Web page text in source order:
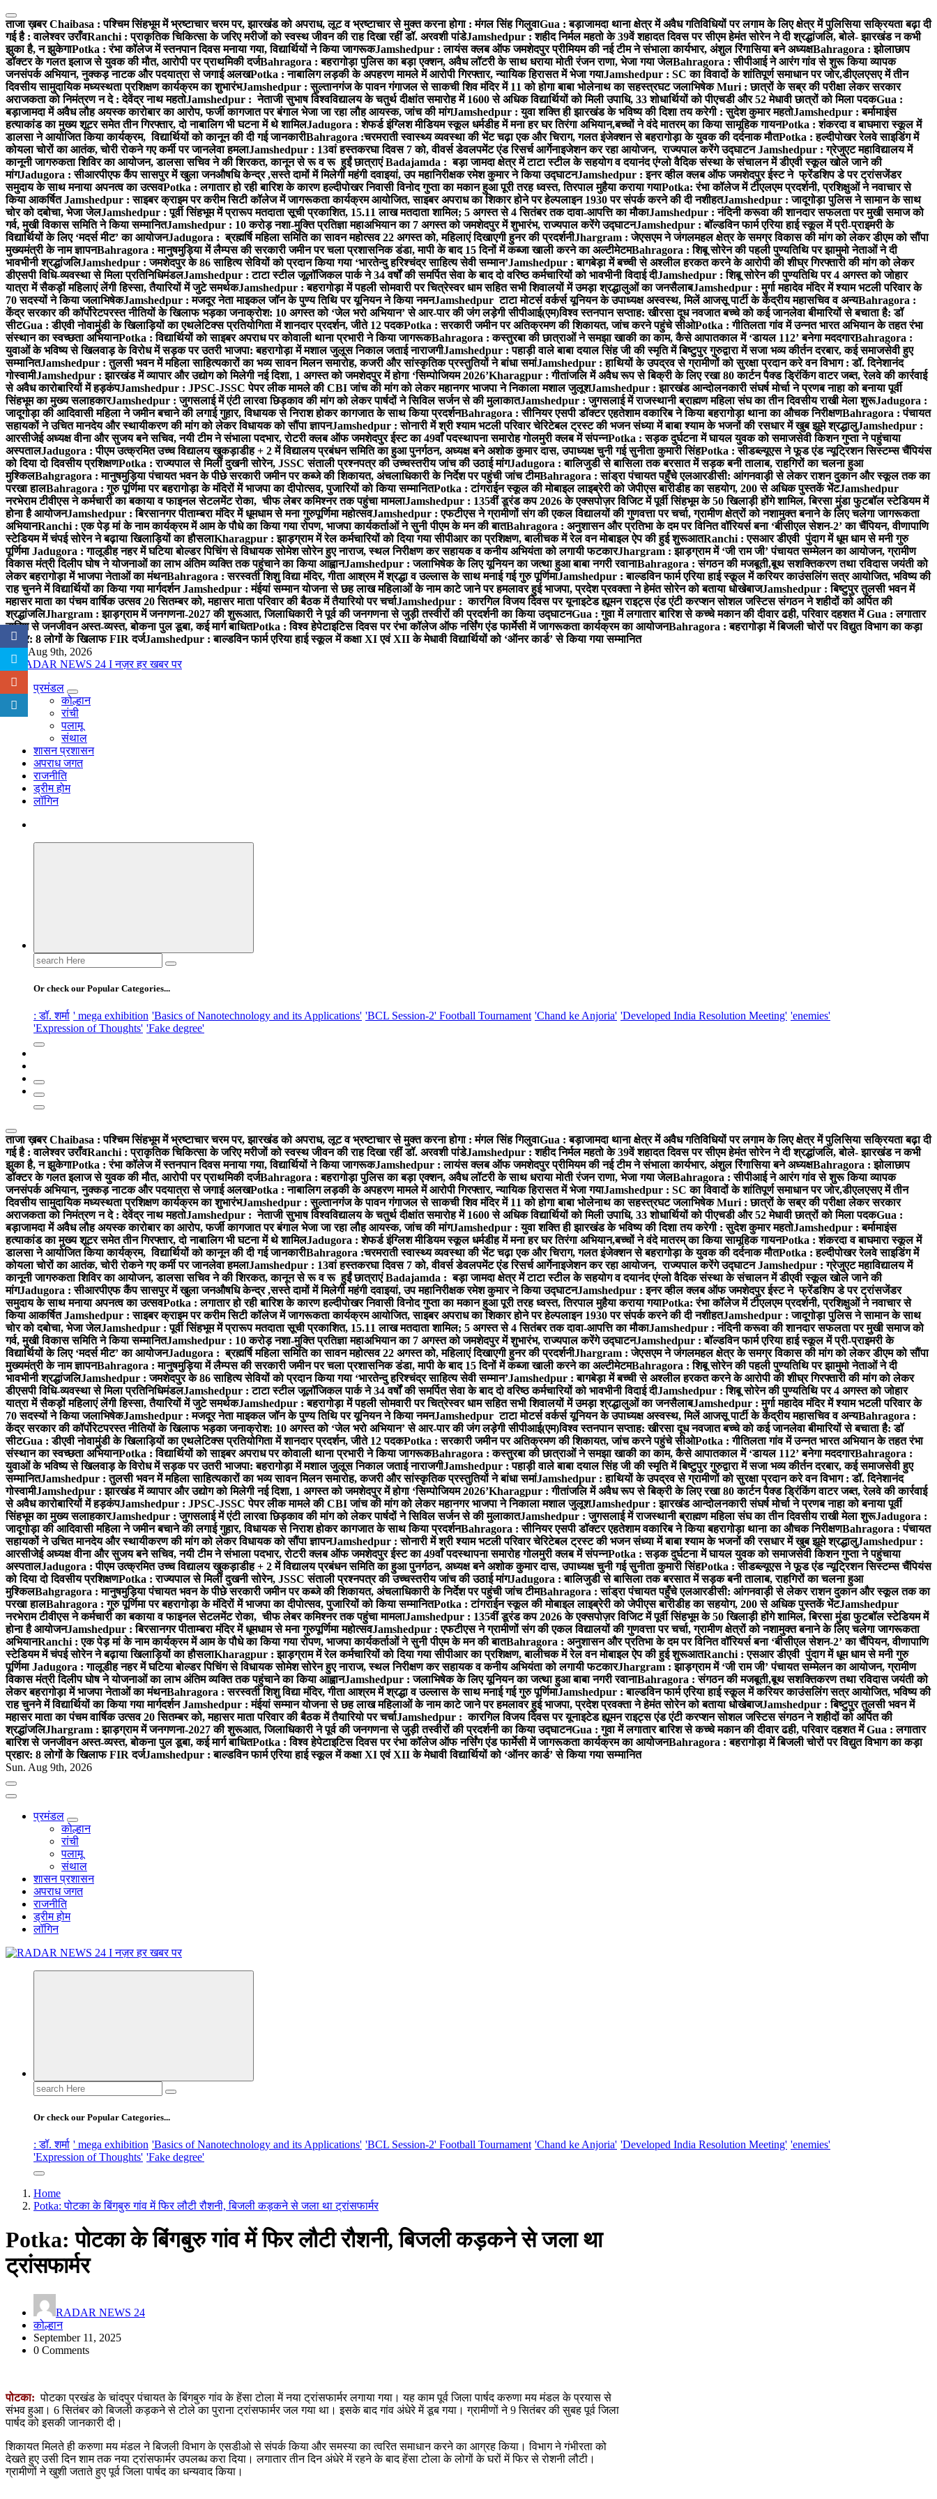
Skip
to
content
ताजा ख़बरChaibasa : पश्चिम सिंहभूम में भ्रष्टाचार चरम पर, झारखंड को अपराध, लूट व भ्रष्टाचार से मुक्त करना होगा : मंगल सिंह गिलुवाGua : बड़ाजामदा थाना क्षेत्र में अवैध गतिविधियों पर लगाम के लिए क्षेत्र में पुलिसिया सक्रियता बढ़ा दी
गई है : वालेश्वर उराँवRanchi : प्राकृतिक चिकित्सा के जरिए मरीजों को स्वस्थ जीवन की राह दिखा रहीं डॉ. अरवशी पांडेJamshedpur : शहीद निर्मल महतो के 39वें शहादत दिवस पर सीएम हेमंत सोरेन ने दी श्रद्धांजलि, बोले- झारखंड न कभी
झुका है, न झुकेगाPotka : रंभा कॉलेज में स्तनपान दिवस मनाया गया, विद्यार्थियों ने किया जागरूकJamshedpur : लायंस क्लब ऑफ जमशेदपुर प्रीमियम की नई टीम ने संभाला कार्यभार, अंशुल रिंगासिया बने अध्यक्षBahragora : झोलाछाप
डॉक्टर के गलत इलाज से युवक की मौत, आरोपी पर प्राथमिकी दर्जBahragora : बहरागोड़ा पुलिस का बड़ा एक्शन, अवैध लॉटरी के साथ धराया मोती रंजन राणा, भेजा गया जेलBahragora : सीपीआई ने आरंग गांव से शुरू किया व्यापक
जनसंपर्क अभियान, नुक्कड़ नाटक और पदयात्रा से जगाई अलखPotka : नाबालिग लड़की के अपहरण मामले में आरोपी गिरफ्तार, न्यायिक हिरासत में भेजा गयाJamshedpur : SC का विवादों के शांतिपूर्ण समाधान पर जोर,डीएलएसए में तीन
दिवसीय सामुदायिक मध्यस्थता प्रशिक्षण कार्यक्रम का शुभारंभJamshedpur : सुल्तानगंज के पावन गंगाजल से साकची शिव मंदिर में 11 को होगा बाबा भोलेनाथ का सहस्त्रघट जलाभिषेकMuri : छात्रों के सब्र की परीक्षा लेकर सरकार
अराजकता को निमंत्रण न दे : देवेंद्र नाथ महतोJamshedpur : नेताजी सुभाष विश्वविद्यालय के चतुर्थ दीक्षांत समारोह में 1600 से अधिक विद्यार्थियों को मिली उपाधि, 33 शोधार्थियों को पीएचडी और 52 मेधावी छात्रों को मिला पदकGua :
बड़ाजामदा में अवैध लौह अयस्क कारोबार का आरोप, फर्जी कागजात पर बंगाल भेजा जा रहा लौह आयस्क, जांच की मांगJamshedpur : युवा शक्ति ही झारखंड के भविष्य की दिशा तय करेगी : सुदेश कुमार महतोJamshedpur : बर्मामाइंस
हत्याकांड का मुख्य शूटर समेत तीन गिरफ्तार, दो नाबालिग भी घटना में थे शामिलJadugora : शेफर्ड इंग्लिश मीडियम स्कूल धर्मडीह में मना हर घर तिरंगा अभियान,बच्चों ने वंदे मातरम् का किया सामूहिक गायनPotka : शंकरदा व बाघमारा स्कूल में
डालसा ने आयोजित किया कार्यक्रम, विद्यार्थियों को कानून की दी गई जानकारीBahragora :चरमराती स्वास्थ्य व्यवस्था की भेंट चढ़ा एक और चिराग, गलत इंजेक्शन से बहरागोड़ा के युवक की दर्दनाक मौतPotka : हल्दीपोखर रेलवे साइडिंग में
कोयला चोरों का आतंक, चोरी रोकने गए कर्मी पर जानलेवा हमलाJamshedpur : 13वां हस्तकरघा दिवस 7 को, वीवर्स डेवलपमेंट एंड रिसर्च आर्गेनाइजेशन कर रहा आयोजन, राज्यपाल करेंगे उद्घाटनJamshedpur : ग्रेजुएट महाविद्यालय में
कानूनी जागरुकता शिविर का आयोजन, डालसा सचिव ने की शिरकत, कानून से रू व रू हुईं छात्राएंBadajamda : बड़ा जामदा क्षेत्र में टाटा स्टील के सहयोग व दयानंद एंग्लो वैदिक संस्था के संचालन में डीएवी स्कूल खोले जाने की
मांगJadugora : सीआरपीएफ कैंप सासपुर में खुला जनऔषधि केन्द्र ,सस्ते दामों में मिलेगी महंगी दवाइयां, उप महानिरीक्षक रमेश कुमार ने किया उद्घाटनJamshedpur : इनर व्हील क्लब ऑफ जमशेदपुर ईस्ट ने फ्रेंडशिप डे पर ट्रांसजेंडर
समुदाय के साथ मनाया अपनत्व का उत्सवPotka : लगातार हो रही बारिश के कारण हल्दीपोखर निवासी विनोद गुप्ता का मकान हुआ पूरी तरह ध्वस्त, तिरपाल मुहैया कराया गयाPotka: रंभा कॉलेज में टीएलएम प्रदर्शनी, प्रशिक्षुओं ने नवाचार से
किया आकर्षितJamshedpur : साइबर क्राइम पर करीम सिटी कॉलेज में जागरूकता कार्यक्रम आयोजित, साइबर अपराध का शिकार होने पर हेल्पलाइन 1930 पर संपर्क करने की दी नशीहतJamshedpur : जादूगोड़ा पुलिस ने सामान के साथ
चोर को दबोचा, भेजा जेलJamshedpur : पूर्वी सिंहभूम में प्रारूप मतदाता सूची प्रकाशित, 15.11 लाख मतदाता शामिल; 5 अगस्त से 4 सितंबर तक दावा-आपत्ति का मौकाJamshedpur : नंदिनी करूवा की शानदार सफलता पर मुखी समाज को
गर्व, मुखी विकास समिति ने किया सम्मानितJamshedpur : 10 करोड़ नशा-मुक्ति प्रतिज्ञा महाअभियान का 7 अगस्त को जमशेदपुर में शुभारंभ, राज्यपाल करेंगे उद्घाटनJamshedpur : बॉल्डविन फार्म एरिया हाई स्कूल में प्री-प्राइमरी के
विद्यार्थियों के लिए ‘मदर्स मीट’ का आयोजनJadugora : ब्रह्मर्षि महिला समिति का सावन महोत्सव 22 अगस्त को, महिलाएं दिखाएगी हुनर की प्रदर्शनीJhargram : जेएसएम ने जंगलमहल क्षेत्र के समग्र विकास की मांग को लेकर डीएम को सौंपा
मुख्यमंत्री के नाम ज्ञापनBahragora : मानुषमुड़िया में लैम्पस की सरकारी जमीन पर चला प्रशासनिक डंडा, मापी के बाद 15 दिनों में कब्जा खाली करने का अल्टीमेटमBahragora : शिबू सोरेन की पहली पुण्यतिथि पर झामुमो नेताओं ने दी
भावभीनी श्रद्धांजलिJamshedpur : जमशेदपुर के 86 साहित्य सेवियों को प्रदान किया गया ‘भारतेन्दु हरिश्चंद्र साहित्य सेवी सम्मान’Jamshedpur : बागबेड़ा में बच्ची से अश्लील हरकत करने के आरोपी की शीघ्र गिरफ्तारी की मांग को लेकर
डीएसपी विधि-व्यवस्था से मिला प्रतिनिधिमंडलJamshedpur : टाटा स्टील जूलॉजिकल पार्क ने 34 वर्षों की समर्पित सेवा के बाद दो वरिष्ठ कर्मचारियों को भावभीनी विदाई दीJamshedpur : शिबू सोरेन की पुण्यतिथि पर 4 अगस्त को जोहार
यात्रा में सैकड़ों महिलाएं लेंगी हिस्सा, तैयारियों में जुटे समर्थकJamshedpur : बहरागोड़ा में पहली सोमवारी पर चित्रेस्वर धाम सहित सभी शिवालयों में उमड़ा श्रद्धालुओं का जनसैलाबJamshedpur : मुर्गा महादेव मंदिर में श्याम भटली परिवार के
70 सदस्यों ने किया जलाभिषेकJamshedpur : मजदूर नेता माइकल जॉन के पुण्य तिथि पर यूनियन ने किया नमनJamshedpur टाटा मोटर्स वर्कर्स यूनियन के उपाध्यक्ष अस्वस्थ, मिलें आजसू पार्टी के केंद्रीय महासचिव व अन्यBahragora :
केंद्र सरकार की कॉर्पोरेटपरस्त नीतियों के खिलाफ भड़का जनाक्रोश: 10 अगस्त को ‘जेल भरो अभियान’ से आर-पार की जंग लड़ेगी सीपीआई(एम)विश्व स्तनपान सप्ताह: खीरसा दूध नवजात बच्चे को कई जानलेवा बीमारियों से बचाता है: डॉ
सीटGua : डीएवी नोवामुंडी के खिलाड़ियों का एथलेटिक्स प्रतियोगिता में शानदार प्रदर्शन, जीते 12 पदकPotka : सरकारी जमीन पर अतिक्रमण की शिकायत, जांच करने पहुंचे सीओPotka : गीतिलता गांव में उन्नत भारत अभियान के तहत रंभा
संस्थान का स्वच्छता अभियानPotka : विद्यार्थियों को साइबर अपराध पर कोवाली थाना प्रभारी ने किया जागरूकBahragora : कस्तुरबा की छात्राओं ने समझा खाकी का काम, कैसे आपातकाल में ‘डायल 112’ बनेगा मददगारBahragora :
युवाओं के भविष्य से खिलवाड़ के विरोध में सड़क पर उतरी भाजपा: बहरागोड़ा में मशाल जुलूस निकाल जताई नाराजगीJamshedpur : पहाड़ी वाले बाबा दयाल सिंह जी की स्मृति में बिष्टुपुर गुरुद्वारा में सजा भव्य कीर्तन दरबार, कई समाजसेवी हुए
सम्मानितJamshedpur : तुलसी भवन में महिला साहित्यकारों का भव्य सावन मिलन समारोह, कजरी और सांस्कृतिक प्रस्तुतियों ने बांधा समांJamshedpur : हाथियों के उपद्रव से ग्रामीणों को सुरक्षा प्रदान करे वन विभाग : डॉ. दिनेशानंद
गोस्वामीJamshedpur : झारखंड में व्यापार और उद्योग को मिलेगी नई दिशा, 1 अगस्त को जमशेदपुर में होगा ‘सिम्पोजियम 2026’Kharagpur : गीतांजलि में अवैध रूप से बिक्री के लिए रखा 80 कार्टन पैक्ड ड्रिंकिंग वाटर जब्त, रेलवे की कार्रवाई
से अवैध कारोबारियों में हड़कंपJamshedpur : JPSC-JSSC पेपर लीक मामले की CBI जांच की मांग को लेकर महानगर भाजपा ने निकाला मशाल जुलूशJamshedpur : झारखंड आन्दोलनकारी संघर्ष मोर्चा ने प्रणब नाहा को बनाया पूर्वी
सिंहभूम का मुख्य सलाहकारJamshedpur : जुगसलाई में एंटी लारवा छिड़काव की मांग को लेकर पार्षदों ने सिविल सर्जन से की मुलाकातJamshedpur : जुगसलाई में राजस्थानी ब्राह्मण महिला संघ का तीन दिवसीय राखी मेला शुरूJadugora :
जादूगोड़ा की आदिवासी महिला ने जमीन बचाने की लगाई गुहार, विधायक से निराश होकर कागजात के साथ किया प्रदर्शनBahragora : सीनियर एसपी डॉक्टर एहतेशाम वकारिब ने किया बहरागोड़ा थाना का औचक निरीक्षणBahragora : पंचायत
सहायकों ने उचित मानदेय और स्थायीकरण की मांग को लेकर विधायक को सौंपा ज्ञापनJamshedpur : सोनारी में श्री श्याम भटली परिवार चेरिटेबल ट्रस्ट की भजन संध्या में बाबा श्याम के भजनों की रसधार में खुब झूमे श्रद्धालुJamshedpur :
आरसीजेई अध्यक्ष वीना और सुजय बने सचिव, नयी टीम ने संभाला पदभार, रोटरी क्लब ऑफ जमशेदपुर ईस्ट का 49वाँ पदस्थापना समारोह गोलमुरी क्लब में संपन्नPotka : सड़क दुर्घटना में घायल युवक को समाजसेवी किशन गुप्ता ने पहुंचाया
अस्पतालJadugora : पीएम उत्क्रमित उच्च विद्यालय खुकड़ाडीह + 2 में विद्यालय प्रबंधन समिति का हुआ पुनर्गठन, अध्यक्ष बने अशोक कुमार दास, उपाध्यक्ष चुनी गई सुनीता कुमारी सिंहPotka : सीडब्ल्यूएस ने फूड एंड न्यूट्रिशन सिस्टम्स चैंपियंस
को दिया दो दिवसीय प्रशिक्षणPotka : राज्यपाल से मिलीं दुखनी सोरेन, JSSC संताली प्रश्नपत्र की उच्चस्तरीय जांच की उठाई मांगJadugora : बालिजुडी से बासिला तक बरसात में सड़क बनी तालाब, राहगिरों का चलना हुआ
मुश्किलBahgragora : मानुषमुड़िया पंचायत भवन के पीछे सरकारी जमीन पर कब्जे की शिकायत, अंचलाधिकारी के निर्देश पर पहुंची जांच टीमBahragora : सांड्रा पंचायत पहुँचे एलआरडीसी: आंगनवाड़ी से लेकर राशन दुकान और स्कूल तक का
परखा हालBahragora : गुरु पूर्णिमा पर बहरागोड़ा के मंदिरों में भाजपा का दीपोत्सव, पुजारियों को किया सम्मानितPotka : टांगराईन स्कूल की मोबाइल लाइब्रेरी को जेपीएस बारीडीह का सहयोग, 200 से अधिक पुस्तकें भेंटJamshedpur
नरभेराम टीवीएस ने कर्मचारी का बकाया व फाइनल सेटलमेंट रोका, चीफ लेबर कमिश्नर तक पहुंचा मामलाJamshedpur : 135वीं डूरंड कप 2026 के एक्सपोज़र विजिट में पूर्वी सिंहभूम के 50 खिलाड़ी होंगे शामिल, बिरसा मुंडा फुटबॉल स्टेडियम में
होना है आयोजनJamshedpur : बिरसानगर पीताम्बरा मंदिर में धूमधाम से मना गुरुपूर्णिमा महोत्सवJamshedpur : एफटीएस ने ग्रामीणों संग की एकल विद्यालयों की गुणवत्ता पर चर्चा, ग्रामीण क्षेत्रों को नशामुक्त बनाने के लिए चलेगा जागरूकता
अभियानRanchi : एक पेड़ मां के नाम कार्यक्रम में आम के पौधे का किया गया रोपण, भाजपा कार्यकर्ताओं ने सुनी पीएम के मन की बातBahragora : अनुशासन और प्रतिभा के दम पर विनित वॉरियर्स बना ‘बीसीएल सेशन-2’ का चैंपियन, वीणापाणि
स्टेडियम में चंपई सोरेन ने बढ़ाया खिलाड़ियों का हौसलाKharagpur : झाड़ग्राम में रेल कर्मचारियों को दिया गया सीपीआर का प्रशिक्षण, बालीचक में रेल वन मोबाइल ऐप की हुई शुरूआतRanchi : एसआर डीएवी पुंदाग में धूम धाम से मनी गुरु
पूर्णिमाJadugora : गालूडीह नहर में घटिया बोल्डर पिचिंग से विधायक सोमेश सोरेन हुए नाराज, स्थल निरीक्षण कर सहायक व कनीय अभियंता को लगायी फटकारJhargram : झाड़ग्राम में ‘जी राम जी’ पंचायत सम्मेलन का आयोजन, ग्रामीण
विकास मंत्री दिलीप घोष ने योजनाओं का लाभ अंतिम व्यक्ति तक पहुंचाने का किया आह्वानJamshedpur : जलाभिषेक के लिए यूनियन का जत्था हुआ बाबा नगरी रवानाBahragora : संगठन की मजबूती,बूथ सशक्तिकरण तथा रविदास जयंती को
लेकर बहरागोड़ा में भाजपा नेताओं का मंथनBahragora : सरस्वती शिशु विद्या मंदिर, गीता आश्रम में श्रद्धा व उल्लास के साथ मनाई गई गुरु पूर्णिमाJamshedpur : बाल्डविन फार्म एरिया हाई स्कूल में करियर काउंसलिंग सत्र आयोजित, भविष्य की
राह चुनने में विद्यार्थियों का किया गया मार्गदर्शनJamshedpur : मंईयां सम्मान योजना से छह लाख महिलाओं के नाम काटे जाने पर हमलावर हुई भाजपा, प्रदेश प्रवक्ता ने हेमंत सोरेन को बताया धोखेबाजJamshedpur : बिष्टुपुर तुलसी भवन में
महासर माता का पंचम वार्षिक उत्सव 20 सितम्बर को, महासर माता परिवार की बैठक में तैयारियो पर चर्चाJamshedpur : कारगिल विजय दिवस पर यूनाइटेड ह्यूमन राइट्स एंड एंटी करप्शन सोशल जस्टिस संगठन ने शहीदों को अर्पित की
श्रद्धांजलिJhargram : झाड़ग्राम में जनगणना-2027 की शुरूआत, जिलाधिकारी ने पूर्व की जनगणना से जुड़ी तस्वीरों की प्रदर्शनी का किया उद्घाटनGua : गुवा में लगातार बारिश से कच्चे मकान की दीवार ढही, परिवार दहशत मेंGua : लगातार
बारिश से जनजीवन अस्त-व्यस्त, बोकना पुल डूबा, कई मार्ग बाधितPotka : विश्व हेपेटाइटिस दिवस पर रंभा कॉलेज ऑफ नर्सिंग एंड फार्मेसी में जागरूकता कार्यक्रम का आयोजनBahragora : बहरागोड़ा में बिजली चोरों पर विद्युत विभाग का कड़ा
प्रहार: 8 लोगों के खिलाफ FIR दर्जJamshedpur : बाल्डविन फार्म एरिया हाई स्कूल में कक्षा XI एवं XII के मेधावी विद्यार्थियों को ‘ऑनर कार्ड’ से किया गया सम्मानित
Sun. Aug 9th, 2026
नज़र हर खबर पर
प्रमंडल
कोल्हान
रांची
पलामू
संथाल
शासन प्रशासन
अपराध जगत
राजनीति
ड्रीम होम
लॉगिन
Search
for:
Or check our Popular Categories...
: डॉ. शर्मा ' mega exhibition 'Basics of Nanotechnology and its Applications' 'BCL Session-2' Football Tournament 'Chand ke Anjoria' 'Developed India Resolution Meeting' 'enemies'
'Expression of Thoughts' 'Fake degree'
ताजा ख़बरChaibasa : पश्चिम सिंहभूम में भ्रष्टाचार चरम पर, झारखंड को अपराध, लूट व भ्रष्टाचार से मुक्त करना होगा : मंगल सिंह गिलुवाGua : बड़ाजामदा थाना क्षेत्र में अवैध गतिविधियों पर लगाम के लिए क्षेत्र में पुलिसिया सक्रियता बढ़ा दी
गई है : वालेश्वर उराँवRanchi : प्राकृतिक चिकित्सा के जरिए मरीजों को स्वस्थ जीवन की राह दिखा रहीं डॉ. अरवशी पांडेJamshedpur : शहीद निर्मल महतो के 39वें शहादत दिवस पर सीएम हेमंत सोरेन ने दी श्रद्धांजलि, बोले- झारखंड न कभी
झुका है, न झुकेगाPotka : रंभा कॉलेज में स्तनपान दिवस मनाया गया, विद्यार्थियों ने किया जागरूकJamshedpur : लायंस क्लब ऑफ जमशेदपुर प्रीमियम की नई टीम ने संभाला कार्यभार, अंशुल रिंगासिया बने अध्यक्षBahragora : झोलाछाप
डॉक्टर के गलत इलाज से युवक की मौत, आरोपी पर प्राथमिकी दर्जBahragora : बहरागोड़ा पुलिस का बड़ा एक्शन, अवैध लॉटरी के साथ धराया मोती रंजन राणा, भेजा गया जेलBahragora : सीपीआई ने आरंग गांव से शुरू किया व्यापक
जनसंपर्क अभियान, नुक्कड़ नाटक और पदयात्रा से जगाई अलखPotka : नाबालिग लड़की के अपहरण मामले में आरोपी गिरफ्तार, न्यायिक हिरासत में भेजा गयाJamshedpur : SC का विवादों के शांतिपूर्ण समाधान पर जोर,डीएलएसए में तीन
दिवसीय सामुदायिक मध्यस्थता प्रशिक्षण कार्यक्रम का शुभारंभJamshedpur : सुल्तानगंज के पावन गंगाजल से साकची शिव मंदिर में 11 को होगा बाबा भोलेनाथ का सहस्त्रघट जलाभिषेकMuri : छात्रों के सब्र की परीक्षा लेकर सरकार
अराजकता को निमंत्रण न दे : देवेंद्र नाथ महतोJamshedpur : नेताजी सुभाष विश्वविद्यालय के चतुर्थ दीक्षांत समारोह में 1600 से अधिक विद्यार्थियों को मिली उपाधि, 33 शोधार्थियों को पीएचडी और 52 मेधावी छात्रों को मिला पदकGua :
बड़ाजामदा में अवैध लौह अयस्क कारोबार का आरोप, फर्जी कागजात पर बंगाल भेजा जा रहा लौह आयस्क, जांच की मांगJamshedpur : युवा शक्ति ही झारखंड के भविष्य की दिशा तय करेगी : सुदेश कुमार महतोJamshedpur : बर्मामाइंस
हत्याकांड का मुख्य शूटर समेत तीन गिरफ्तार, दो नाबालिग भी घटना में थे शामिलJadugora : शेफर्ड इंग्लिश मीडियम स्कूल धर्मडीह में मना हर घर तिरंगा अभियान,बच्चों ने वंदे मातरम् का किया सामूहिक गायनPotka : शंकरदा व बाघमारा स्कूल में
डालसा ने आयोजित किया कार्यक्रम, विद्यार्थियों को कानून की दी गई जानकारीBahragora :चरमराती स्वास्थ्य व्यवस्था की भेंट चढ़ा एक और चिराग, गलत इंजेक्शन से बहरागोड़ा के युवक की दर्दनाक मौतPotka : हल्दीपोखर रेलवे साइडिंग में
कोयला चोरों का आतंक, चोरी रोकने गए कर्मी पर जानलेवा हमलाJamshedpur : 13वां हस्तकरघा दिवस 7 को, वीवर्स डेवलपमेंट एंड रिसर्च आर्गेनाइजेशन कर रहा आयोजन, राज्यपाल करेंगे उद्घाटनJamshedpur : ग्रेजुएट महाविद्यालय में
कानूनी जागरुकता शिविर का आयोजन, डालसा सचिव ने की शिरकत, कानून से रू व रू हुईं छात्राएंBadajamda : बड़ा जामदा क्षेत्र में टाटा स्टील के सहयोग व दयानंद एंग्लो वैदिक संस्था के संचालन में डीएवी स्कूल खोले जाने की
मांगJadugora : सीआरपीएफ कैंप सासपुर में खुला जनऔषधि केन्द्र ,सस्ते दामों में मिलेगी महंगी दवाइयां, उप महानिरीक्षक रमेश कुमार ने किया उद्घाटनJamshedpur : इनर व्हील क्लब ऑफ जमशेदपुर ईस्ट ने फ्रेंडशिप डे पर ट्रांसजेंडर
समुदाय के साथ मनाया अपनत्व का उत्सवPotka : लगातार हो रही बारिश के कारण हल्दीपोखर निवासी विनोद गुप्ता का मकान हुआ पूरी तरह ध्वस्त, तिरपाल मुहैया कराया गयाPotka: रंभा कॉलेज में टीएलएम प्रदर्शनी, प्रशिक्षुओं ने नवाचार से
किया आकर्षितJamshedpur : साइबर क्राइम पर करीम सिटी कॉलेज में जागरूकता कार्यक्रम आयोजित, साइबर अपराध का शिकार होने पर हेल्पलाइन 1930 पर संपर्क करने की दी नशीहतJamshedpur : जादूगोड़ा पुलिस ने सामान के साथ
चोर को दबोचा, भेजा जेलJamshedpur : पूर्वी सिंहभूम में प्रारूप मतदाता सूची प्रकाशित, 15.11 लाख मतदाता शामिल; 5 अगस्त से 4 सितंबर तक दावा-आपत्ति का मौकाJamshedpur : नंदिनी करूवा की शानदार सफलता पर मुखी समाज को
गर्व, मुखी विकास समिति ने किया सम्मानितJamshedpur : 10 करोड़ नशा-मुक्ति प्रतिज्ञा महाअभियान का 7 अगस्त को जमशेदपुर में शुभारंभ, राज्यपाल करेंगे उद्घाटनJamshedpur : बॉल्डविन फार्म एरिया हाई स्कूल में प्री-प्राइमरी के
विद्यार्थियों के लिए ‘मदर्स मीट’ का आयोजनJadugora : ब्रह्मर्षि महिला समिति का सावन महोत्सव 22 अगस्त को, महिलाएं दिखाएगी हुनर की प्रदर्शनीJhargram : जेएसएम ने जंगलमहल क्षेत्र के समग्र विकास की मांग को लेकर डीएम को सौंपा
मुख्यमंत्री के नाम ज्ञापनBahragora : मानुषमुड़िया में लैम्पस की सरकारी जमीन पर चला प्रशासनिक डंडा, मापी के बाद 15 दिनों में कब्जा खाली करने का अल्टीमेटमBahragora : शिबू सोरेन की पहली पुण्यतिथि पर झामुमो नेताओं ने दी
भावभीनी श्रद्धांजलिJamshedpur : जमशेदपुर के 86 साहित्य सेवियों को प्रदान किया गया ‘भारतेन्दु हरिश्चंद्र साहित्य सेवी सम्मान’Jamshedpur : बागबेड़ा में बच्ची से अश्लील हरकत करने के आरोपी की शीघ्र गिरफ्तारी की मांग को लेकर
डीएसपी विधि-व्यवस्था से मिला प्रतिनिधिमंडलJamshedpur : टाटा स्टील जूलॉजिकल पार्क ने 34 वर्षों की समर्पित सेवा के बाद दो वरिष्ठ कर्मचारियों को भावभीनी विदाई दीJamshedpur : शिबू सोरेन की पुण्यतिथि पर 4 अगस्त को जोहार
यात्रा में सैकड़ों महिलाएं लेंगी हिस्सा, तैयारियों में जुटे समर्थकJamshedpur : बहरागोड़ा में पहली सोमवारी पर चित्रेस्वर धाम सहित सभी शिवालयों में उमड़ा श्रद्धालुओं का जनसैलाबJamshedpur : मुर्गा महादेव मंदिर में श्याम भटली परिवार के
70 सदस्यों ने किया जलाभिषेकJamshedpur : मजदूर नेता माइकल जॉन के पुण्य तिथि पर यूनियन ने किया नमनJamshedpur टाटा मोटर्स वर्कर्स यूनियन के उपाध्यक्ष अस्वस्थ, मिलें आजसू पार्टी के केंद्रीय महासचिव व अन्यBahragora :
केंद्र सरकार की कॉर्पोरेटपरस्त नीतियों के खिलाफ भड़का जनाक्रोश: 10 अगस्त को ‘जेल भरो अभियान’ से आर-पार की जंग लड़ेगी सीपीआई(एम)विश्व स्तनपान सप्ताह: खीरसा दूध नवजात बच्चे को कई जानलेवा बीमारियों से बचाता है: डॉ
सीटGua : डीएवी नोवामुंडी के खिलाड़ियों का एथलेटिक्स प्रतियोगिता में शानदार प्रदर्शन, जीते 12 पदकPotka : सरकारी जमीन पर अतिक्रमण की शिकायत, जांच करने पहुंचे सीओPotka : गीतिलता गांव में उन्नत भारत अभियान के तहत रंभा
संस्थान का स्वच्छता अभियानPotka : विद्यार्थियों को साइबर अपराध पर कोवाली थाना प्रभारी ने किया जागरूकBahragora : कस्तुरबा की छात्राओं ने समझा खाकी का काम, कैसे आपातकाल में ‘डायल 112’ बनेगा मददगारBahragora :
युवाओं के भविष्य से खिलवाड़ के विरोध में सड़क पर उतरी भाजपा: बहरागोड़ा में मशाल जुलूस निकाल जताई नाराजगीJamshedpur : पहाड़ी वाले बाबा दयाल सिंह जी की स्मृति में बिष्टुपुर गुरुद्वारा में सजा भव्य कीर्तन दरबार, कई समाजसेवी हुए
सम्मानितJamshedpur : तुलसी भवन में महिला साहित्यकारों का भव्य सावन मिलन समारोह, कजरी और सांस्कृतिक प्रस्तुतियों ने बांधा समांJamshedpur : हाथियों के उपद्रव से ग्रामीणों को सुरक्षा प्रदान करे वन विभाग : डॉ. दिनेशानंद
गोस्वामीJamshedpur : झारखंड में व्यापार और उद्योग को मिलेगी नई दिशा, 1 अगस्त को जमशेदपुर में होगा ‘सिम्पोजियम 2026’Kharagpur : गीतांजलि में अवैध रूप से बिक्री के लिए रखा 80 कार्टन पैक्ड ड्रिंकिंग वाटर जब्त, रेलवे की कार्रवाई
से अवैध कारोबारियों में हड़कंपJamshedpur : JPSC-JSSC पेपर लीक मामले की CBI जांच की मांग को लेकर महानगर भाजपा ने निकाला मशाल जुलूशJamshedpur : झारखंड आन्दोलनकारी संघर्ष मोर्चा ने प्रणब नाहा को बनाया पूर्वी
सिंहभूम का मुख्य सलाहकारJamshedpur : जुगसलाई में एंटी लारवा छिड़काव की मांग को लेकर पार्षदों ने सिविल सर्जन से की मुलाकातJamshedpur : जुगसलाई में राजस्थानी ब्राह्मण महिला संघ का तीन दिवसीय राखी मेला शुरूJadugora :
जादूगोड़ा की आदिवासी महिला ने जमीन बचाने की लगाई गुहार, विधायक से निराश होकर कागजात के साथ किया प्रदर्शनBahragora : सीनियर एसपी डॉक्टर एहतेशाम वकारिब ने किया बहरागोड़ा थाना का औचक निरीक्षणBahragora : पंचायत
सहायकों ने उचित मानदेय और स्थायीकरण की मांग को लेकर विधायक को सौंपा ज्ञापनJamshedpur : सोनारी में श्री श्याम भटली परिवार चेरिटेबल ट्रस्ट की भजन संध्या में बाबा श्याम के भजनों की रसधार में खुब झूमे श्रद्धालुJamshedpur :
आरसीजेई अध्यक्ष वीना और सुजय बने सचिव, नयी टीम ने संभाला पदभार, रोटरी क्लब ऑफ जमशेदपुर ईस्ट का 49वाँ पदस्थापना समारोह गोलमुरी क्लब में संपन्नPotka : सड़क दुर्घटना में घायल युवक को समाजसेवी किशन गुप्ता ने पहुंचाया
अस्पतालJadugora : पीएम उत्क्रमित उच्च विद्यालय खुकड़ाडीह + 2 में विद्यालय प्रबंधन समिति का हुआ पुनर्गठन, अध्यक्ष बने अशोक कुमार दास, उपाध्यक्ष चुनी गई सुनीता कुमारी सिंहPotka : सीडब्ल्यूएस ने फूड एंड न्यूट्रिशन सिस्टम्स चैंपियंस
को दिया दो दिवसीय प्रशिक्षणPotka : राज्यपाल से मिलीं दुखनी सोरेन, JSSC संताली प्रश्नपत्र की उच्चस्तरीय जांच की उठाई मांगJadugora : बालिजुडी से बासिला तक बरसात में सड़क बनी तालाब, राहगिरों का चलना हुआ
मुश्किलBahgragora : मानुषमुड़िया पंचायत भवन के पीछे सरकारी जमीन पर कब्जे की शिकायत, अंचलाधिकारी के निर्देश पर पहुंची जांच टीमBahragora : सांड्रा पंचायत पहुँचे एलआरडीसी: आंगनवाड़ी से लेकर राशन दुकान और स्कूल तक का
परखा हालBahragora : गुरु पूर्णिमा पर बहरागोड़ा के मंदिरों में भाजपा का दीपोत्सव, पुजारियों को किया सम्मानितPotka : टांगराईन स्कूल की मोबाइल लाइब्रेरी को जेपीएस बारीडीह का सहयोग, 200 से अधिक पुस्तकें भेंटJamshedpur
नरभेराम टीवीएस ने कर्मचारी का बकाया व फाइनल सेटलमेंट रोका, चीफ लेबर कमिश्नर तक पहुंचा मामलाJamshedpur : 135वीं डूरंड कप 2026 के एक्सपोज़र विजिट में पूर्वी सिंहभूम के 50 खिलाड़ी होंगे शामिल, बिरसा मुंडा फुटबॉल स्टेडियम में
होना है आयोजनJamshedpur : बिरसानगर पीताम्बरा मंदिर में धूमधाम से मना गुरुपूर्णिमा महोत्सवJamshedpur : एफटीएस ने ग्रामीणों संग की एकल विद्यालयों की गुणवत्ता पर चर्चा, ग्रामीण क्षेत्रों को नशामुक्त बनाने के लिए चलेगा जागरूकता
अभियानRanchi : एक पेड़ मां के नाम कार्यक्रम में आम के पौधे का किया गया रोपण, भाजपा कार्यकर्ताओं ने सुनी पीएम के मन की बातBahragora : अनुशासन और प्रतिभा के दम पर विनित वॉरियर्स बना ‘बीसीएल सेशन-2’ का चैंपियन, वीणापाणि
स्टेडियम में चंपई सोरेन ने बढ़ाया खिलाड़ियों का हौसलाKharagpur : झाड़ग्राम में रेल कर्मचारियों को दिया गया सीपीआर का प्रशिक्षण, बालीचक में रेल वन मोबाइल ऐप की हुई शुरूआतRanchi : एसआर डीएवी पुंदाग में धूम धाम से मनी गुरु
पूर्णिमाJadugora : गालूडीह नहर में घटिया बोल्डर पिचिंग से विधायक सोमेश सोरेन हुए नाराज, स्थल निरीक्षण कर सहायक व कनीय अभियंता को लगायी फटकारJhargram : झाड़ग्राम में ‘जी राम जी’ पंचायत सम्मेलन का आयोजन, ग्रामीण
विकास मंत्री दिलीप घोष ने योजनाओं का लाभ अंतिम व्यक्ति तक पहुंचाने का किया आह्वानJamshedpur : जलाभिषेक के लिए यूनियन का जत्था हुआ बाबा नगरी रवानाBahragora : संगठन की मजबूती,बूथ सशक्तिकरण तथा रविदास जयंती को
लेकर बहरागोड़ा में भाजपा नेताओं का मंथनBahragora : सरस्वती शिशु विद्या मंदिर, गीता आश्रम में श्रद्धा व उल्लास के साथ मनाई गई गुरु पूर्णिमाJamshedpur : बाल्डविन फार्म एरिया हाई स्कूल में करियर काउंसलिंग सत्र आयोजित, भविष्य की
राह चुनने में विद्यार्थियों का किया गया मार्गदर्शनJamshedpur : मंईयां सम्मान योजना से छह लाख महिलाओं के नाम काटे जाने पर हमलावर हुई भाजपा, प्रदेश प्रवक्ता ने हेमंत सोरेन को बताया धोखेबाजJamshedpur : बिष्टुपुर तुलसी भवन में
महासर माता का पंचम वार्षिक उत्सव 20 सितम्बर को, महासर माता परिवार की बैठक में तैयारियो पर चर्चाJamshedpur : कारगिल विजय दिवस पर यूनाइटेड ह्यूमन राइट्स एंड एंटी करप्शन सोशल जस्टिस संगठन ने शहीदों को अर्पित की
श्रद्धांजलिJhargram : झाड़ग्राम में जनगणना-2027 की शुरूआत, जिलाधिकारी ने पूर्व की जनगणना से जुड़ी तस्वीरों की प्रदर्शनी का किया उद्घाटनGua : गुवा में लगातार बारिश से कच्चे मकान की दीवार ढही, परिवार दहशत मेंGua : लगातार
बारिश से जनजीवन अस्त-व्यस्त, बोकना पुल डूबा, कई मार्ग बाधितPotka : विश्व हेपेटाइटिस दिवस पर रंभा कॉलेज ऑफ नर्सिंग एंड फार्मेसी में जागरूकता कार्यक्रम का आयोजनBahragora : बहरागोड़ा में बिजली चोरों पर विद्युत विभाग का कड़ा
प्रहार: 8 लोगों के खिलाफ FIR दर्जJamshedpur : बाल्डविन फार्म एरिया हाई स्कूल में कक्षा XI एवं XII के मेधावी विद्यार्थियों को ‘ऑनर कार्ड’ से किया गया सम्मानित
Sun. Aug 9th, 2026
प्रमंडल
कोल्हान
रांची
पलामू
संथाल
शासन प्रशासन
अपराध जगत
राजनीति
ड्रीम होम
लॉगिन
Search
for:
Or check our Popular Categories...
: डॉ. शर्मा ' mega exhibition 'Basics of Nanotechnology and its Applications' 'BCL Session-2' Football Tournament 'Chand ke Anjoria' 'Developed India Resolution Meeting' 'enemies'
'Expression of Thoughts' 'Fake degree'
Home
Potka: पोटका के बिंगबुरु गांव में फिर लौटी रौशनी, बिजली कड़कने से जला था ट्रांसफार्मर
Potka: पोटका के बिंगबुरु गांव में फिर लौटी रौशनी, बिजली कड़कने से जला था
ट्रांसफार्मर
RADAR NEWS 24
कोल्हान
September 11, 2025
0 Comments
पोटका: पोटका प्रखंड के चांदपुर पंचायत के बिंगबुरु गांव के हेंसा टोला में नया ट्रांसफार्मर लगाया गया। यह काम पूर्व जिला पार्षद करुणा मय मंडल के प्रयास से
संभव हुआ। 6 सितंबर को बिजली कड़कने से टोले का पुराना ट्रांसफार्मर जल गया था। इसके बाद गांव अंधेरे में डूब गया। ग्रामीणों ने 9 सितंबर की सुबह पूर्व जिला
पार्षद को इसकी जानकारी दी।
शिकायत मिलते ही करुणा मय मंडल ने बिजली विभाग के एसडीओ से संपर्क किया और समस्या का त्वरित समाधान करने का आग्रह किया। विभाग ने गंभीरता को
देखते हुए उसी दिन शाम तक नया ट्रांसफार्मर उपलब्ध करा दिया। लगातार तीन दिन अंधेरे में रहने के बाद हेंसा टोला के लोगों के घरों में फिर से रोशनी लौटी।
ग्रामीणों ने खुशी जताते हुए पूर्व जिला पार्षद का धन्यवाद किया।